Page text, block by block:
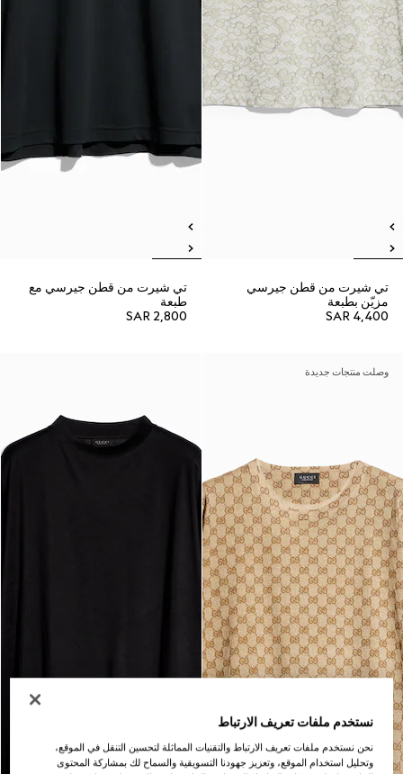
تي شيرت من قطن جيرسي
مزيّن بطبعة
SAR 4,400
تي شيرت من قطن جيرسي مع
طبعة
SAR 2,800
وصلت منتجات جديدة
نستخدم ملفات تعريف الارتباط
نحن نستخدم ملفات تعريف الارتباط والتقنيات المماثلة لتحسين التنقل في الموقع،
وتحليل استخدام الموقع، وتعزيز جهودنا التسويقية والسماح لك بمشاركة المحتوى